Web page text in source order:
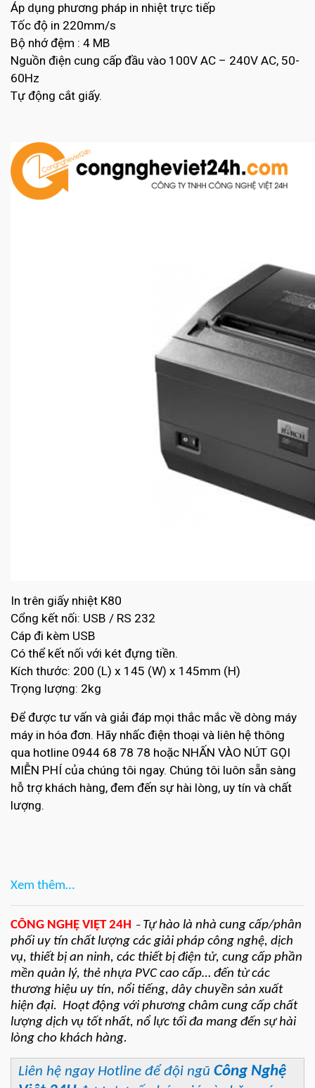
Áp dụng phương pháp in nhiệt trực tiếp
Tốc độ in 220mm/s
Bộ nhớ đệm : 4 MB
Nguồn điện cung cấp đầu vào 100V AC – 240V AC, 50-
60Hz
Tự động cắt giấy.
In trên giấy nhiệt K80
Cổng kết nối: USB / RS 232
Cáp đi kèm USB
Có thể kết nối với két đựng tiền.
Kích thước: 200 (L) x 145 (W) x 145mm (H)
Trọng lượng: 2kg
Để được tư vấn và giải đáp mọi thắc mắc về dòng máy
máy in hóa đơn. Hãy nhấc điện thoại và liên hệ thông
qua hotline 0944 68 78 78 hoặc NHẤN VÀO NÚT GỌI
MIỄN PHÍ của chúng tôi ngay. Chúng tôi luôn sẵn sàng
hỗ trợ khách hàng, đem đến sự hài lòng, uy tín và chất
lượng.
Xem thêm…
CÔNG NGHỆ VIỆT 24H – Tự hào là nhà cung cấp/phân
phối uy tín chất lượng các giải pháp công nghệ, dịch
vụ, thiết bị an ninh, các thiết bị điện tử, cung cấp phần
mền quản lý, thẻ nhựa PVC cao cấp… đến từ các
thương hiệu uy tín, nổi tiếng, dây chuyền sản xuất
hiện đại. Hoạt động với phương châm cung cấp chất
lượng dịch vụ tốt nhất, nổ lực tối đa mang đến sự hài
lòng cho khách hàng.
Liên hệ ngay Hotline để đội ngũ Công Nghệ